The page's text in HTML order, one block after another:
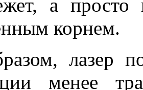
а просто
корнем.
лазер
менее